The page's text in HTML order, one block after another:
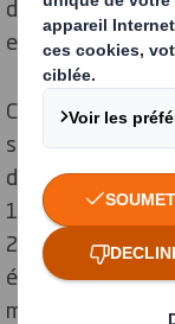
d’économiser
et 21 tonnes de
Cette initiative
solide entre
de sept ans.
15 % du plastique
2021, tandis que
économique
milliard de pièces